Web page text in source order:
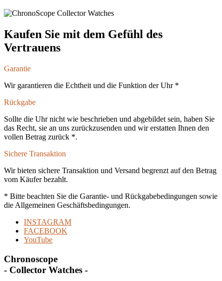
Kaufen Sie mit dem Gefühl des
Vertrauens
Garantie
Wir garantieren die Echtheit und die Funktion der Uhr *
Rückgabe
Sollte die Uhr nicht wie beschrieben und abgebildet sein, haben Sie
das Recht, sie an uns zurückzusenden und wir erstatten Ihnen den
vollen Betrag zurück *.
Sichere Transaktion
Wir bieten sichere Transaktion und Versand begrenzt auf den Betrag
vom Käufer bezahlt.
* Bitte beachten Sie die Garantie- und Rückgabebedingungen sowie
die Allgemeinen Geschäftsbedingungen.
INSTAGRAM
FACEBOOK
YouTube
Chronoscope
- Collector Watches -